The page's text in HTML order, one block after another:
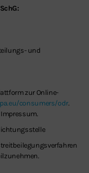
und
zur Online-
consumers/odr.